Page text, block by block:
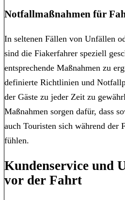
Notfallmaßnahmen für
In seltenen Fällen von Unfällen
sind die Fiakerfahrer speziell
entsprechende Maßnahmen zu
definierte Richtlinien und
der Gäste zu jeder Zeit zu
Maßnahmen sorgen dafür, dass
auch Touristen sich während der
fühlen.
Kundenservice und
vor der Fahrt